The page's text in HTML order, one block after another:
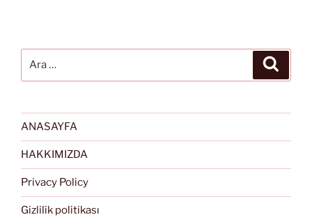
ANASAYFA
HAKKIMIZDA
Privacy Policy
Gizlilik politikası